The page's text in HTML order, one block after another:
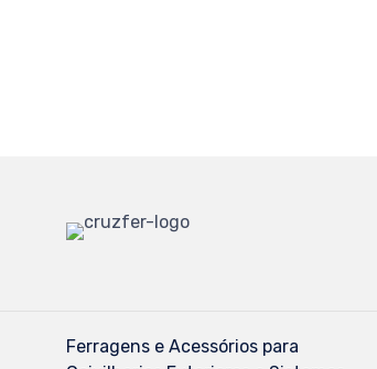
Ferragens e Acessórios para